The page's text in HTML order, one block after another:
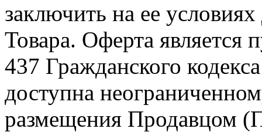
заключить на ее
Товара. Оферта является
437 Гражданского
доступна
размещения Продавцом